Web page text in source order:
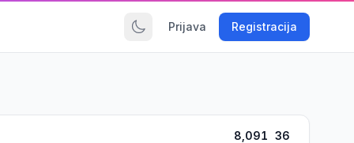
Prijava Registracija
8,091 36